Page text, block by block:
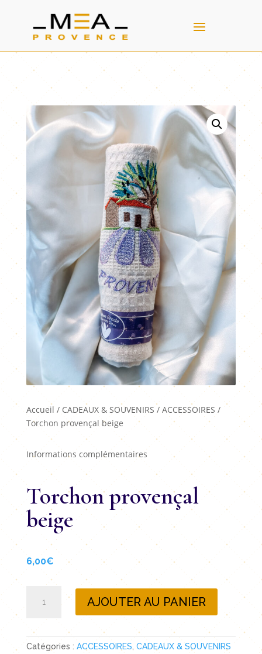
Accueil/ CADEAUX & SOUVENIRS/ACCESSOIRES /
Torchon provençal beige
Informations complémentaires
Torchon provençal
beige
6,00€
Torchon
provençal
beige
AJOUTER AU PANIER
Catégories : ACCESSOIRES CADEAUX & SOUVENIRS